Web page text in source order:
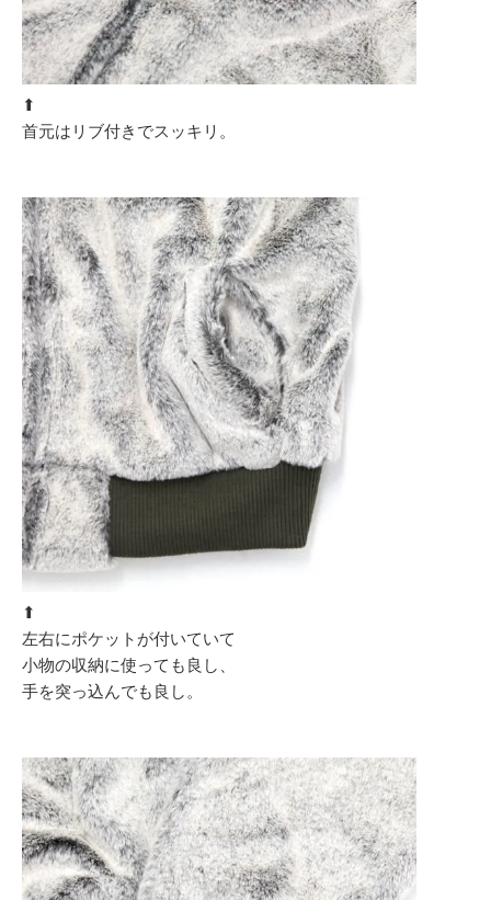
⬆︎
首元はリブ付きでスッキリ。
⬆︎
左右にポケットが付いていて
小物の収納に使っても良し、
手を突っ込んでも良し。